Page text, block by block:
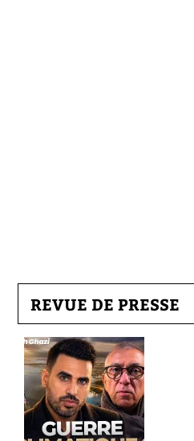
REVUE DE PRESSE